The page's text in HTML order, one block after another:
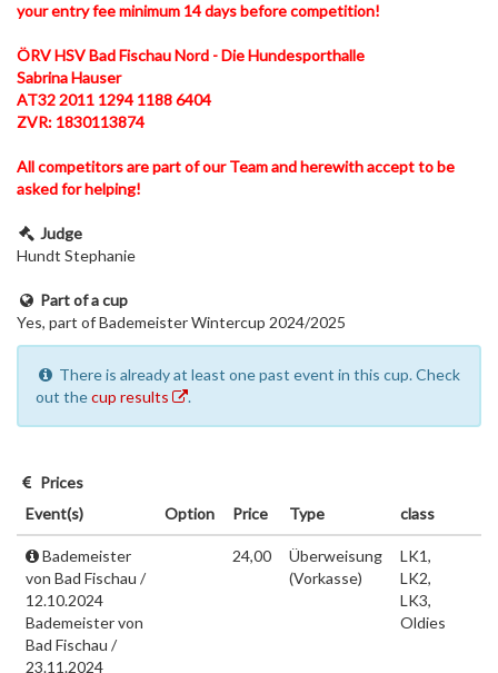
your entry fee minimum 14 days before competition!
ÖRV HSV Bad Fischau Nord - Die Hundesporthalle
Sabrina Hauser
AT32 2011 1294 1188 6404
ZVR: 1830113874
All competitors are part of our Team and herewith accept to be
asked for helping!
Judge
Hundt Stephanie
Part of a cup
Yes, part of Bademeister Wintercup 2024/2025
There is already at least one past event in this cup. Check
out thecup results .
Prices
Event(s)
Option Price Type class
Bademeister
von Bad Fischau /
12.10.2024
Bademeister von
Bad Fischau /
23.11.2024
24,00
Überweisung
(Vorkasse)
LK1,
LK2,
LK3,
Oldies